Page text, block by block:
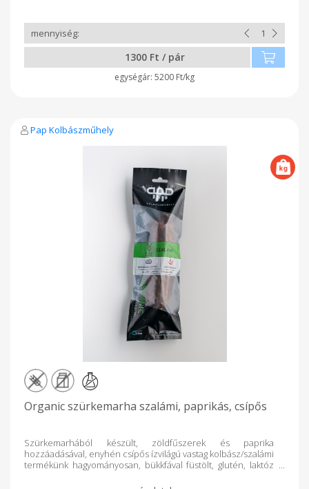
1300 Ft / pár
5200 Ft/kg
Pap Kolbászműhely
Organic szürkemarha szalámi, paprikás, csípős
Szürkemarhából készült, zöldfűszerek és paprika
hozzáadásával, enyhén csípős ízvilágú vastag kolbász/szalámi
termékünk hagyományosan, bükkfával füstölt, glutén, laktóz